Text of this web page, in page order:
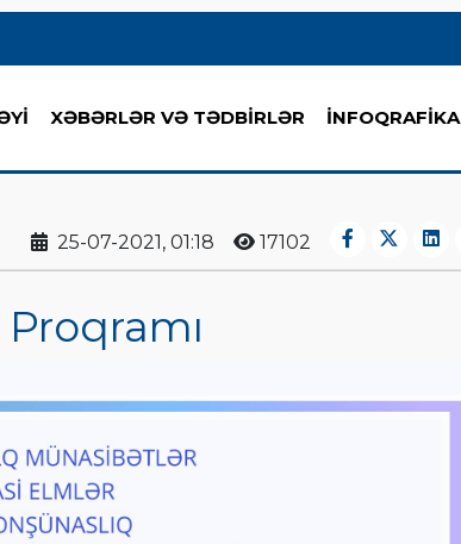
XƏBƏRLƏR VƏ TƏDBİRLƏR İNFOQRAFİKA
25-07-2021, 01:18 17102